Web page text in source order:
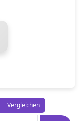
Vergleichen